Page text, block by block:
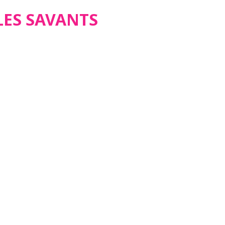
SAVANTS